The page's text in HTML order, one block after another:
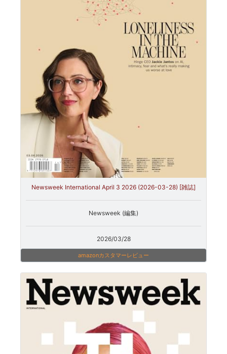
Newsweek International April 3 2026 (2026-03-28) [雑誌]
Newsweek (編集)
2026/03/28
amazonカスタマーレビュー